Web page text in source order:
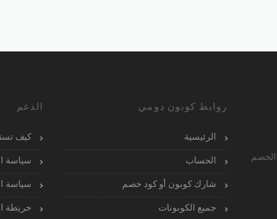
الخصم
روابط كوبون دومي
الرئيسية
الحساب
شارك كوبون أو كود خصم
جميع الكوبونات
الدعم
كيف
سياسة
سياسة
خريطة